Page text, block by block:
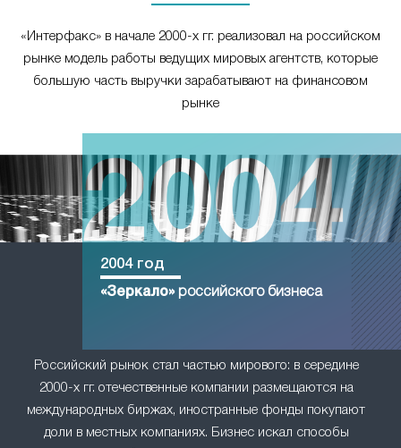
«Интерфакс» в начале 2000-х гг. реализовал на российском
рынке модель работы ведущих мировых агентств, которые
большую часть выручки зарабатывают на финансовом
рынке
Российский рынок стал частью мирового: в середине
2000-х гг. отечественные компании размещаются на
международных биржах, иностранные фонды покупают
доли в местных компаниях. Бизнес искал способы
2004 год
«Зеркало»российского бизнеса